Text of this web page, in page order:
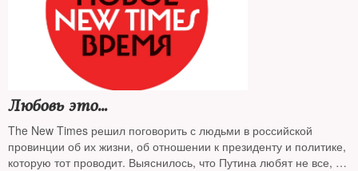
Любовь это…
The New Times решил поговорить с людьми в российской
провинции об их жизни, об отношении к президенту и политике,
которую тот проводит. Выяснилось, что Путина любят не все, а